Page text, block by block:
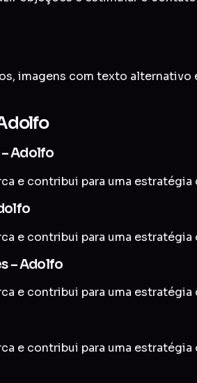
imagens com texto
Adolfo
e contribui para uma
e contribui para uma
– Adolfo
e contribui para uma
e contribui para uma